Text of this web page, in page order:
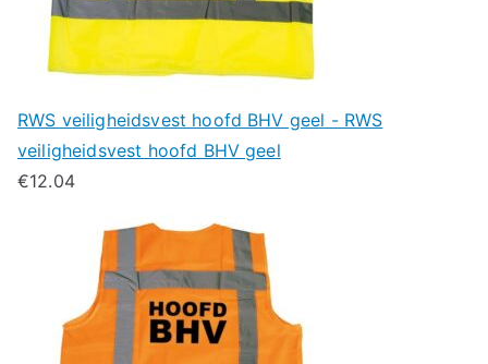
RWS veiligheidsvest hoofd BHV geel - RWS
veiligheidsvest hoofd BHV geel
€12.04